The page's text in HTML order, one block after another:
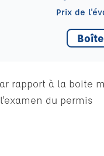
Prix de
Tooltip
rapport à la
du permis